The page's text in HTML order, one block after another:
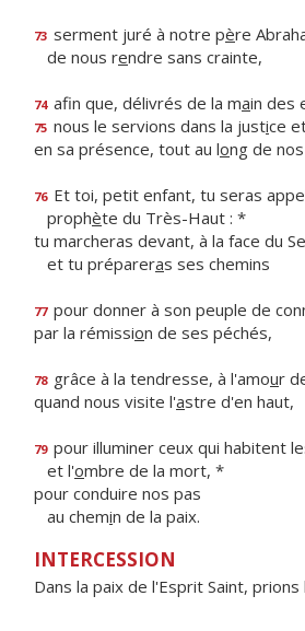
73 serment juré à notre père
de nous rendre sans crainte,
74 afin que, délivrés de la main des
75 nous le servions dans la justice
en sa présence, tout au long de
76 Et toi, petit enfant, tu seras
prophète du Très-Haut : *
tu marcheras devant, à la face du
et tu prépareras ses chemins
77 pour donner à son peuple de
par la rémission de ses péchés,
78 grâce à la tendresse, à l'amour
quand nous visite l'astre d'en haut,
79 pour illuminer ceux qui habitent
et l'ombre de la mort, *
pour conduire nos pas
au chemin de la paix.
INTERCESSION
Dans la paix de l'Esprit Saint, prions